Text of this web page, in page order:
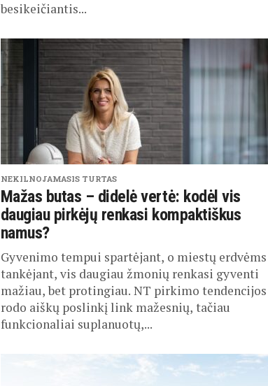
besikeičiantis...
NEKILNOJAMASIS TURTAS
Mažas butas – didelė vertė: kodėl vis
daugiau pirkėjų renkasi kompaktiškus
namus?
Gyvenimo tempui spartėjant, o miestų erdvėms
tankėjant, vis daugiau žmonių renkasi gyventi
mažiau, bet protingiau. NT pirkimo tendencijos
rodo aiškų poslinkį link mažesnių, tačiau
funkcionaliai suplanuotų,...